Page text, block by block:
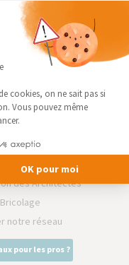
INTÉRIEURE
des Architectes
notre réseau
pour les pros ?
cookies, on ne sait pas si
Vous pouvez même
OK pour moi